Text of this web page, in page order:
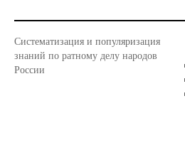
Систематизация и популяризация
знаний по ратному делу народов
России